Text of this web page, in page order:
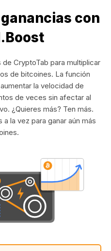
con
CryptoTab para multiplicar
de bitcoines. La función
la velocidad de
de veces sin afectar al
¿Quieres más? Ten más.
la vez para ganar aún más